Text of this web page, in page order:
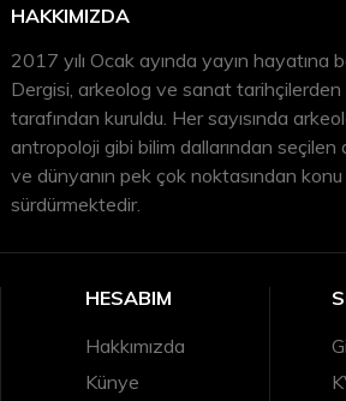
HAKKIMIZDA
2017 yılı Ocak ayında yayın hayatına
Dergisi, arkeolog ve sanat tarihçilerden
tarafından kuruldu. Her sayısında
antropoloji gibi bilim dallarından seçilen
ve dünyanın pek çok noktasından konu
sürdürmektedir.
HESABIM
Hakkımızda
Künye